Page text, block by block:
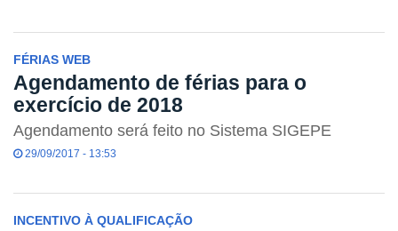
FÉRIAS WEB
Agendamento de férias para o
exercício de 2018
Agendamento será feito no Sistema SIGEPE
29/09/2017 - 13:53
INCENTIVO À QUALIFICAÇÃO